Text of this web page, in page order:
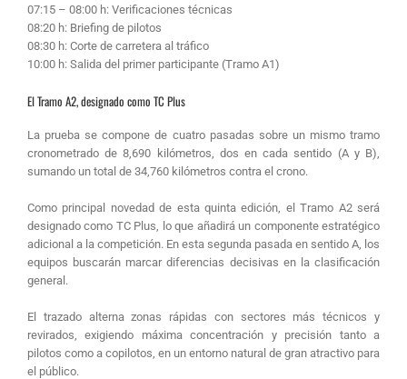
07:15 – 08:00 h: Verificaciones técnicas
08:20 h: Briefing de pilotos
08:30 h: Corte de carretera al tráfico
10:00 h: Salida del primer participante (Tramo A1)
El Tramo A2, designado como TC Plus
La prueba se compone de cuatro pasadas sobre un mismo tramo
cronometrado de 8,690 kilómetros, dos en cada sentido (A y B),
sumando un total de 34,760 kilómetros contra el crono.
Como principal novedad de esta quinta edición, el Tramo A2 será
designado como TC Plus, lo que añadirá un componente estratégico
adicional a la competición. En esta segunda pasada en sentido A, los
equipos buscarán marcar diferencias decisivas en la clasificación
general.
El trazado alterna zonas rápidas con sectores más técnicos y
revirados, exigiendo máxima concentración y precisión tanto a
pilotos como a copilotos, en un entorno natural de gran atractivo para
el público.